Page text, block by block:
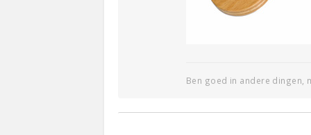
Ben goed in andere dingen,